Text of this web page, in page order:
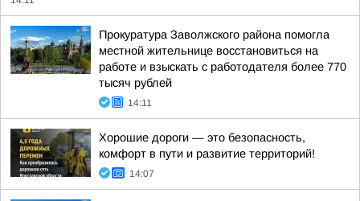
Прокуратура Заволжского района помогла
местной жительнице восстановиться на
работе и взыскать с работодателя более 770
тысяч рублей
14:11
Хорошие дороги — это безопасность,
комфорт в пути и развитие территорий!
14:07